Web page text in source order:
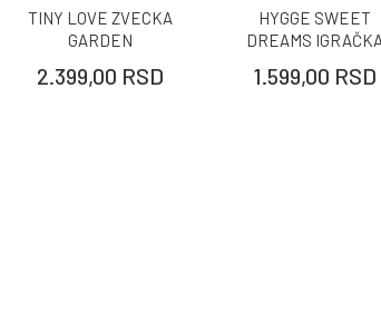
TINY LOVE ZVECKA
GARDEN
2.399,00 RSD
HYGGE SWEET
DREAMS
1.599,00 RSD